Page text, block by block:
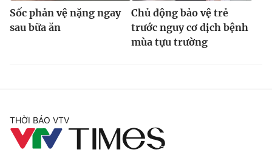
Sốc phản vệ nặng ngay
sau bữa ăn
Chủ động bảo vệ trẻ
trước nguy cơ dịch bệnh
mùa tựu trường
THỜI BÁO VTV